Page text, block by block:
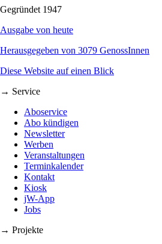
Gegründet 1947
Ausgabe von heute
Herausgegeben von 3079 GenossInnen
Diese Website auf einen Blick
→ Service
Aboservice
Abo kündigen
Newsletter
Werben
Veranstaltungen
Terminkalender
Kontakt
Kiosk
jW-App
Jobs
→ Projekte